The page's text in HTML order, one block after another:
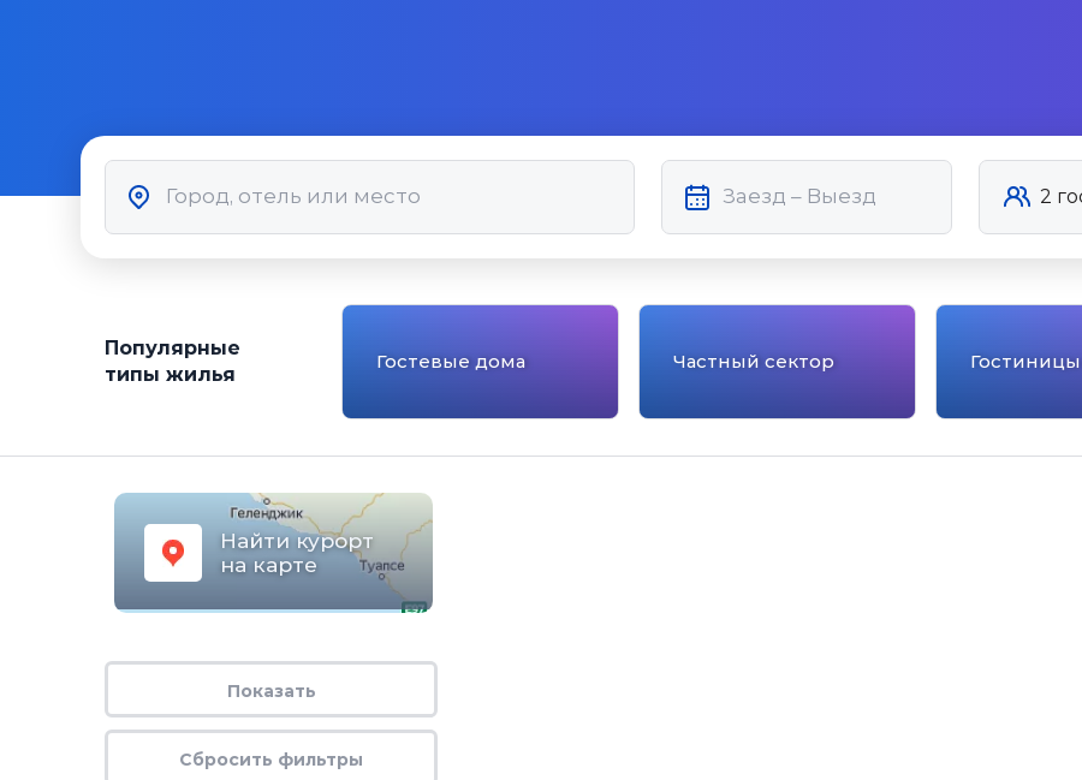
Популярные
типы жилья
Гостевые дома Частный сектор Гостиницы
Найти курорт
на карте